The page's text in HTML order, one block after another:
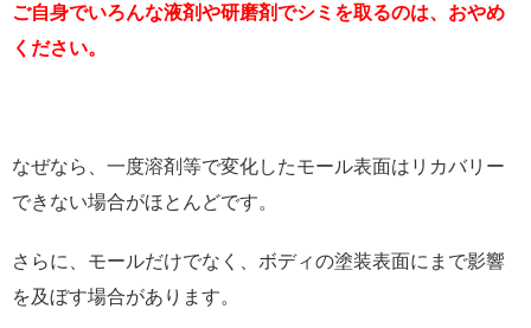
ご自身でいろんな液剤や研磨剤でシミを取るのは、おやめ
ください。
なぜなら、一度溶剤等で変化したモール表面はリカバリー
できない場合がほとんどです。
さらに、モールだけでなく、ボディの塗装表面にまで影響
を及ぼす場合があります。